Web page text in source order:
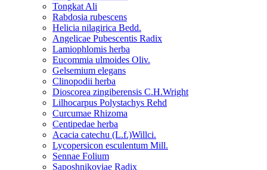
Tongkat Ali
Rabdosia rubescens
Helicia nilagirica Bedd.
Angelicae Pubescentis Radix
Lamiophlomis herba
Eucommia ulmoides Oliv.
Gelsemium elegans
Clinopodii herba
Dioscorea zingiberensis C.H.Wright
Lilhocarpus Polystachys Rehd
Curcumae Rhizoma
Centipedae herba
Acacia catechu (L.f.)Willci.
Lycopersicon esculentum Mill.
Sennae Folium
Saposhnikoviae Radix